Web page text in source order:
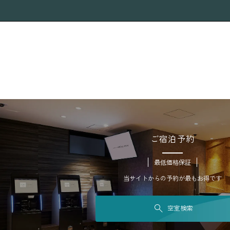
ご宿泊予約
最低価格保証
当サイトからの予約が最もお得です
空室検索